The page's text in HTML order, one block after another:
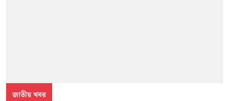
জাতীয় খবর